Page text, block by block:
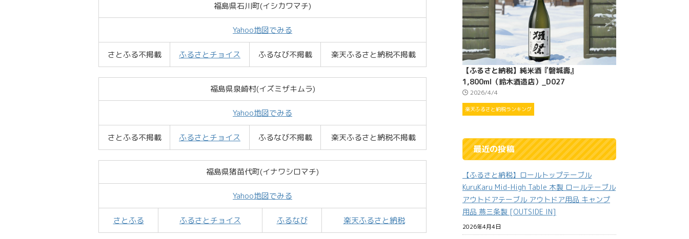
福島県石川町(イシカワマチ)
Yahoo地図でみる
さとふる不掲載 ふるさとチョイス ふるなび不掲載 楽天ふるさと納税不掲載
福島県泉崎村(イズミザキムラ)
Yahoo地図でみる
さとふる不掲載 ふるさとチョイス ふるなび不掲載 楽天ふるさと納税不掲載
福島県猪苗代町(イナワシロマチ)
Yahoo地図でみる
さとふる ふるさとチョイス ふるなび 楽天ふるさと納税
【ふるさと納税】純米酒『磐城壽』
1,800ml（鈴木酒造店）_D027
2026/4/4
楽天ふるさと納税ランキング
最近の投稿
【ふるさと納税】ロールトップテーブル
KuruKaru Mid-High Table 木製 ロールテーブル
アウトドアテーブル アウトドア用品 キャンプ
用品 燕三条製 [OUTSIDE IN]
2026年4月4日